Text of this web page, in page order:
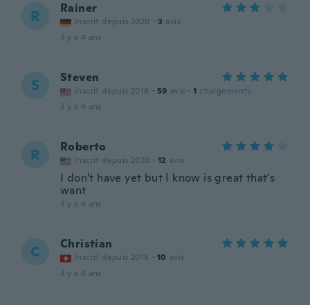
R Rainer
Inscrit depuis 2020 · 3 avis
il y a 4 ans
S Steven
Inscrit depuis 2018 · 59 avis · 1 chargements
il y a 4 ans
R Roberto
Inscrit depuis 2020 · 12 avis
I don't have yet but I know is great that's
want
il y a 4 ans
C Christian
Inscrit depuis 2018 · 10 avis
il y a 4 ans